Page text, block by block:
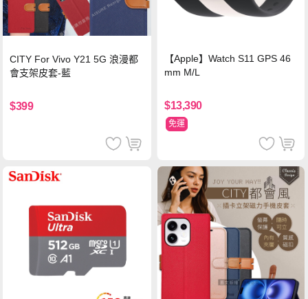
CITY For Vivo Y21 5G 浪漫都
會支架皮套-藍
$399
【Apple】Watch S11 GPS 46
mm M/L
$13,390
免運